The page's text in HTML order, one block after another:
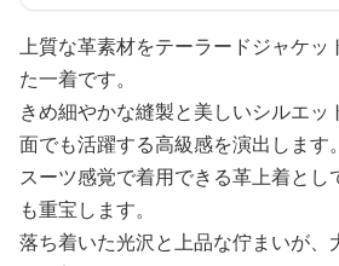
上質な革素材をテーラードジャケッ
た一着です。
きめ細やかな縫製と美しいシルエ
面でも活躍する高級感を演出します。
スーツ感覚で着用できる革上着とし
も重宝します。
落ち着いた光沢と上品な佇まいが、